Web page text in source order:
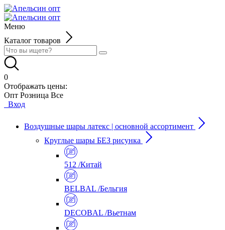
Меню
Каталог товаров
0
Отображать цены:
Опт Розница Все
Вход
Воздушные шары латекс | основной ассортимент
Круглые шары БЕЗ рисунка
512 /Китай
BELBAL /Бельгия
DECOBAL /Вьетнам